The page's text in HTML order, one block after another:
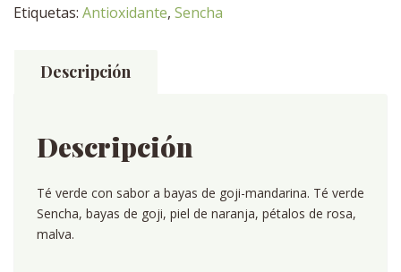
Etiquetas: Antioxidante, Sencha
Descripción
Descripción
Té verde con sabor a bayas de goji-mandarina. Té verde
Sencha, bayas de goji, piel de naranja, pétalos de rosa,
malva.